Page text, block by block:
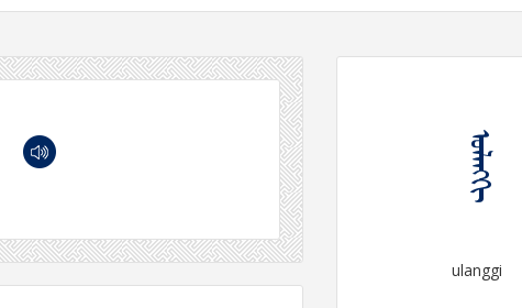
ᠤᠯᠠᠩᠭᠢ
ulanggi